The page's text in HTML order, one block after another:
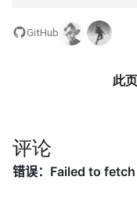
43. 1 ～ n 整数中 1 出
44. 数字序列中某一
45. 把数组排成最小的数
41. 滑动窗口的平均值
44. 二叉树每层的最大值
8.5. 递归乘法
8.8. 有重复字符串的排
GitHub
此
评论